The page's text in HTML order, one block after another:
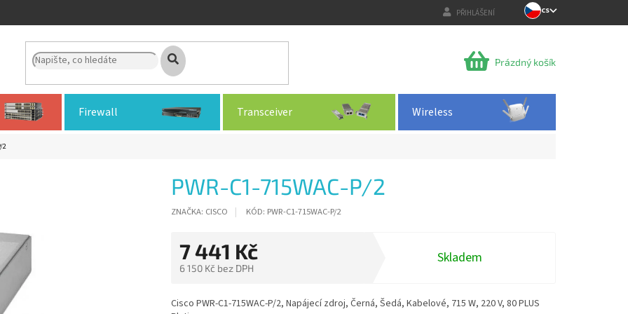
PŘIHLÁŠENÍ CS
NÁKUPNÍ
Prázdný košík
Firewall Transceiver Wireless
2
PWR-C1-715WAC-P/2
ZNAČKA: CISCO KÓD: PWR-C1-715WAC-P/2
7 441 Kč
6 150 Kč bez DPH
cena:
Skladem
Cisco PWR-C1-715WAC-P/2, Napájecí zdroj, Černá, Šedá, Kabelové, 715 W, 220 V, 80 PLUS